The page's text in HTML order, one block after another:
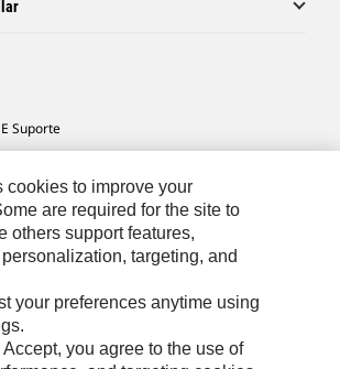
Suporte
cookies to improve your
are required for the site to
others support features,
targeting, and
your preferences anytime using
you agree to the use of